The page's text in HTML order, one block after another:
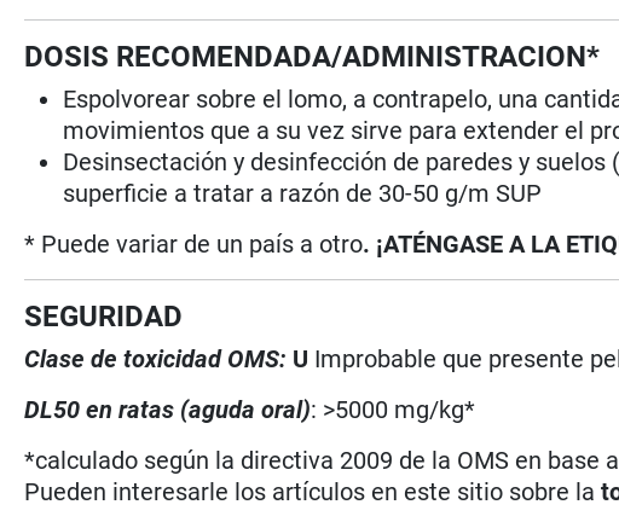
DOSIS RECOMENDADA/ADMINISTRACION*
Espolvorear sobre el lomo, a contrapelo, una
movimientos que a su vez sirve para extender el
Desinsectación y desinfección de paredes y
superficie a tratar a razón de 30-50 g/m SUP
* Puede variar de un país a otro. ¡ATÉNGASE A LA
SEGURIDAD
Clase de toxicidad OMS: U Improbable que presente
DL50 en ratas (aguda oral): >5000 mg/kg*
*calculado según la directiva 2009 de la OMS en base
Pueden interesarle los artículos en este sitio sobre la